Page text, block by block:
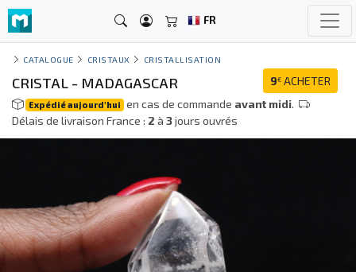
FR
CATALOGUE CRISTAUX CRISTALLISATION
9€ ACHETER
CRISTAL - MADAGASCAR
Expédié aujourd'hui en cas de commande avant midi.
Délais de livraison France : 2 à 3jours ouvrés